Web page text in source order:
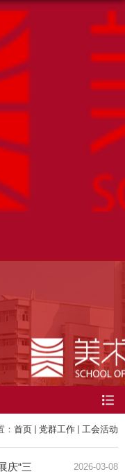
： 首页 党群工作 工会活动
庆“三
2026-03-08